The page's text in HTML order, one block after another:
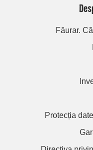
Făurar.
Protecția